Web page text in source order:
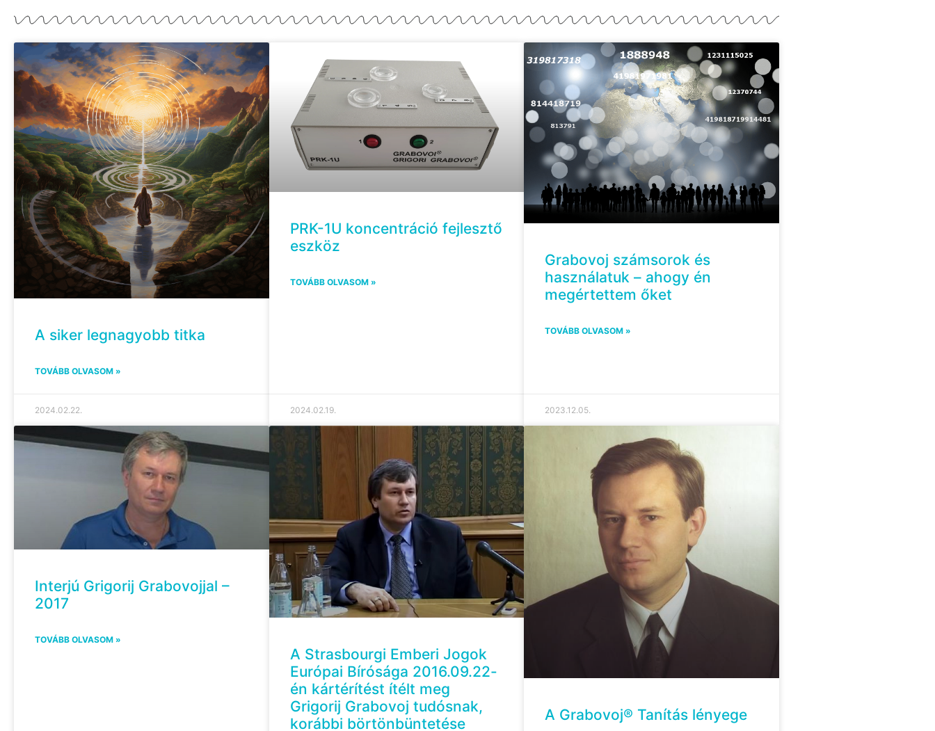
A siker legnagyobb titka
TOVÁBB OLVASOM »
2024.02.22.
PRK-1U koncentráció fejlesztő
eszköz
TOVÁBB OLVASOM »
2024.02.19.
Grabovoj számsorok és
használatuk – ahogy én
megértettem őket
TOVÁBB OLVASOM »
2023.12.05.
Interjú Grigorij Grabovojjal –
2017
TOVÁBB OLVASOM »
A Strasbourgi Emberi Jogok
Európai Bírósága 2016.09.22-
én kártérítést ítélt meg
Grigorij Grabovoj tudósnak,
korábbi börtönbüntetése
A Grabovoj® Tanítás lényege